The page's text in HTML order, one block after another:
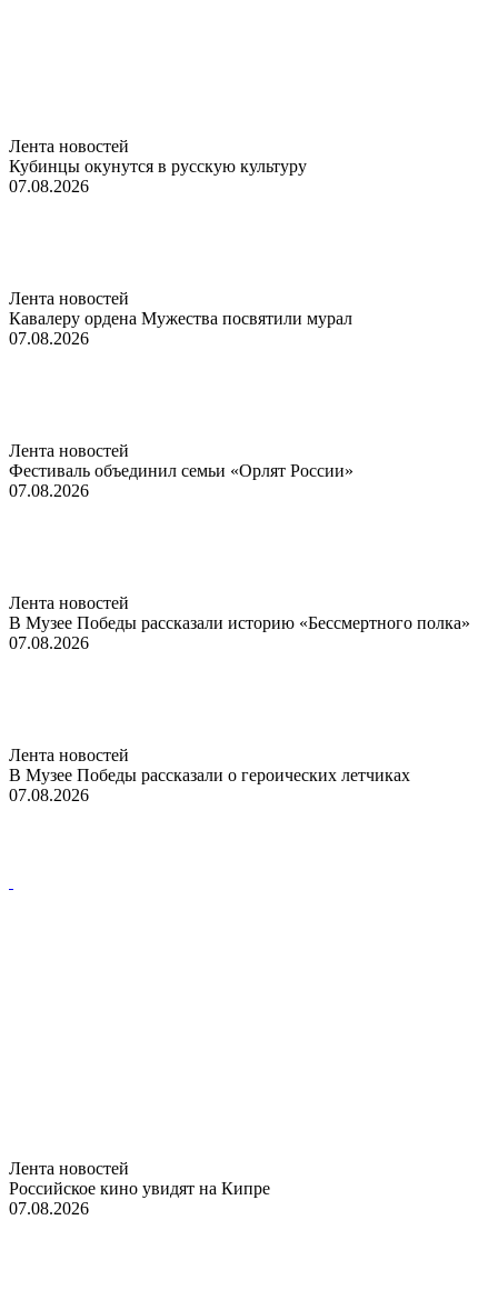
Лента новостей
Кубинцы окунутся в русскую культуру
07.08.2026
Лента новостей
Кавалеру ордена Мужества посвятили мурал
07.08.2026
Лента новостей
Фестиваль объединил семьи «Орлят России»
07.08.2026
Лента новостей
В Музее Победы рассказали историю «Бессмертного полка»
07.08.2026
Лента новостей
В Музее Победы рассказали о героических летчиках
07.08.2026
Лента новостей
Российское кино увидят на Кипре
07.08.2026